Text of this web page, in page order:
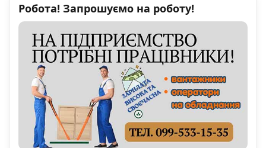
Робота! Запрошуємо на роботу!